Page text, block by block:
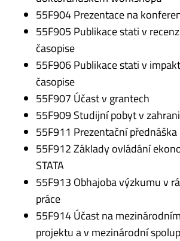
55F904 Prezentace na
55F905 Publikace stati v
časopise
55F906 Publikace stati v
časopise
55F907 Účast v grantech
55F909 Studijní pobyt v
55F911 Prezentační přednáška
55F912 Základy ovládání
STATA
55F913 Obhajoba výzkumu v
práce
55F914 Účast na
projektu a v mezinárodní